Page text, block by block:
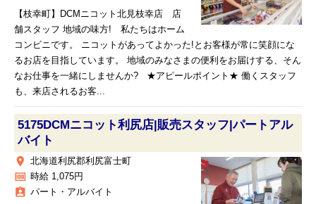
【枝幸町】DCMニコット北見枝幸店 店
舗スタッフ 地域の味方! 私たちはホーム
コンビニです。 ニコットがあってよかった!とお客様が常に笑顔にな
るお店を目指しています。 地域のみなさまの便利をお届けする、そん
なお仕事を一緒にしませんか? ★アピールポイント★ 働くスタッフ
も、来店されるお客...
5175DCMニコット利尻店|販売スタッフ|パートアル
バイト
place 北海道利尻郡利尻富士町
money 時給 1,075円
assignment_ind パート・アルバイト